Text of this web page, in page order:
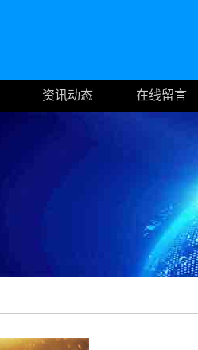
资讯动态 在线留言